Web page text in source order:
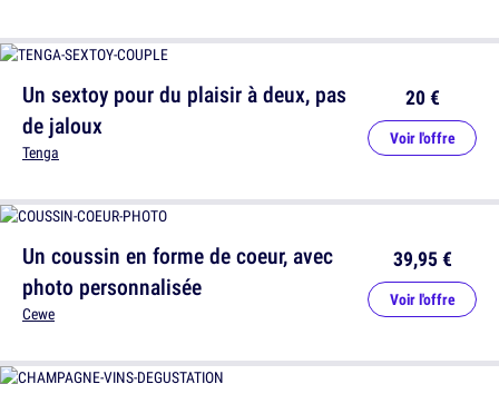
Un sextoy pour du plaisir à deux, pas
de jaloux
Tenga
20 €
Voir l'offre
Un coussin en forme de coeur, avec
photo personnalisée
Cewe
39,95 €
Voir l'offre